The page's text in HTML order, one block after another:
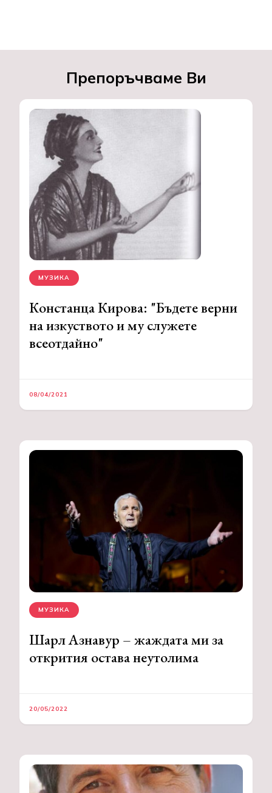
Препоръчваме Ви
МУЗИКА
Констанца Кирова: "Бъдете верни
на изкуството и му служете
всеотдайно"
08/04/2021
МУЗИКА
Шарл Азнавур – жаждата ми за
открития остава неутолима
20/05/2022